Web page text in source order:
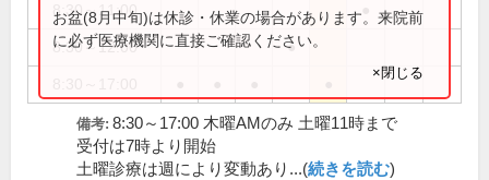
8:30～11:00
8:30～12:00 ●
お盆(8月中旬)は休診・休業の場合があります。来院前
に必ず医療機関に直接ご確認ください。
×閉じる
備考: 8:30～17:00 木曜AMのみ 土曜11時まで
受付は7時より開始
土曜診療は週により変動あり...(続きを読む)